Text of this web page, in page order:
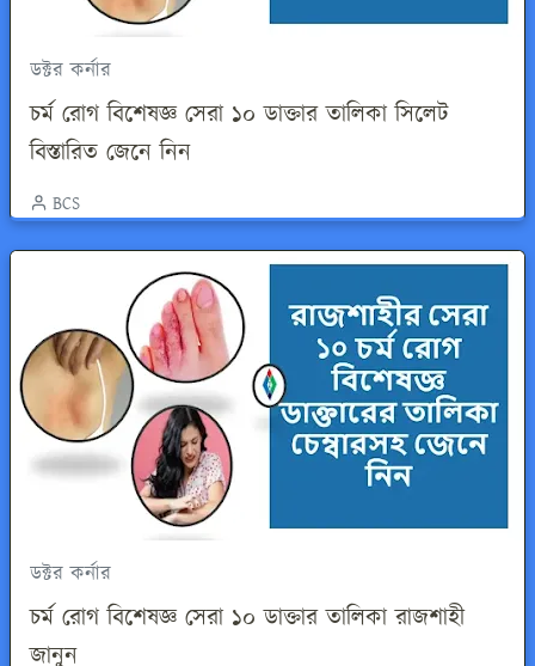
ডক্টর কর্নার
চর্ম রোগ বিশেষজ্ঞ সেরা ১০ ডাক্তার তালিকা সিলেট
বিস্তারিত জেনে নিন
BCS
ডক্টর কর্নার
চর্ম রোগ বিশেষজ্ঞ সেরা ১০ ডাক্তার তালিকা রাজশাহী
জানুন